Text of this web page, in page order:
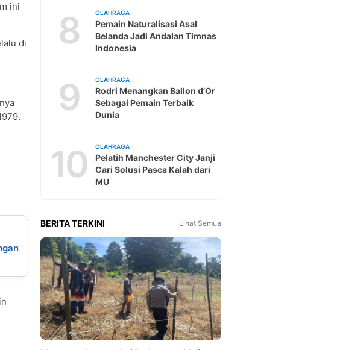
ini
di
8 OLAHRAGA
Pemain Naturalisasi Asal
Belanda Jadi Andalan Timnas
Indonesia
9 OLAHRAGA
Rodri Menangkan Ballon d’Or
Sebagai Pemain Terbaik
Dunia
10 OLAHRAGA
Pelatih Manchester City Janji
Cari Solusi Pasca Kalah dari
MU
BERITA TERKINI Lihat Semua